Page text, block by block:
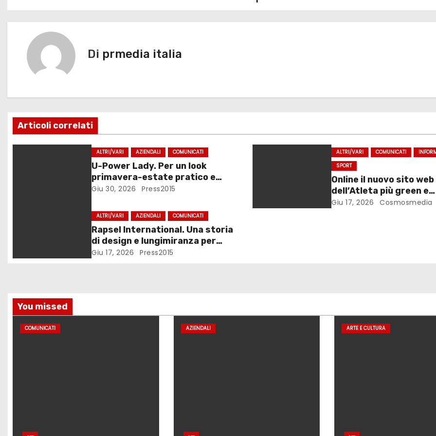
o
o
o
n
di
z
i
t
c
o
Di prmedia italia
Articoli correlati
ALTRI/VARI AZIENDALI COMUNICATI
U-Power Lady. Per un look
primavera-estate pratico e
vivace
Giu 30, 2026 Press2015
ALTRI/VARI COMUNICATI
SPORT
Online il nuovo sito web
dell’Atleta più green e
sostenibile d’Italia
Giu 17, 2026 Cosmosmedia
ALTRI/VARI AZIENDALI COMUNICATI
Rapsel International. Una storia
di design e lungimiranza per
l’arredo bagno
Giu 17, 2026 Press2015
You missed
COMUNICATI AZIENDALI ARTE E CULTURA